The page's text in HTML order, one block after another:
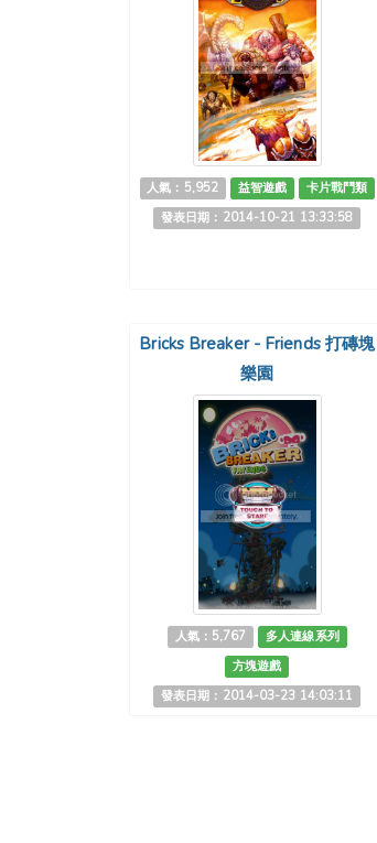
人氣：5,952 益智遊戲
卡片戰鬥類
發表日期：2014-10-21 13:33:58
Bricks Breaker - Friends 打磚塊
樂園
人氣：5,767
多人連線系列
方塊遊戲
發表日期：2014-03-23 14:03:11